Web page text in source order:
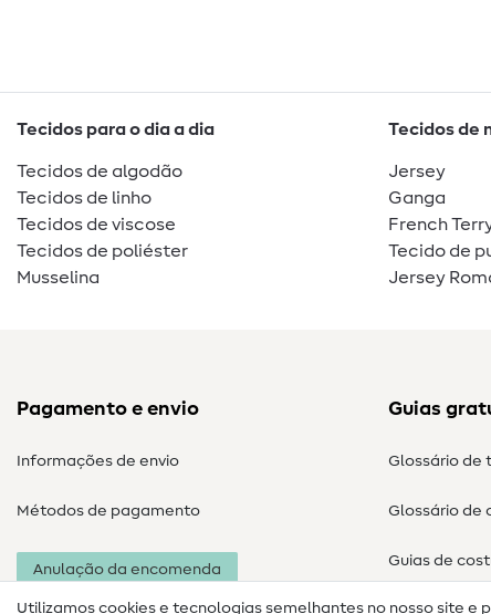
Tecidos para o dia a dia
Tecidos de algodão
Tecidos de linho
Tecidos de viscose
Tecidos de poliéster
Musselina
Tecidos de
Jersey
Ganga
French
Tecido de
Jersey
Pagamento e envio
Informações de envio
Métodos de pagamento
Anulação da encomenda
Guias
Glossário de
Glossário de
Guias de
Utilizamos cookies e tecnologias semelhantes no nosso site e